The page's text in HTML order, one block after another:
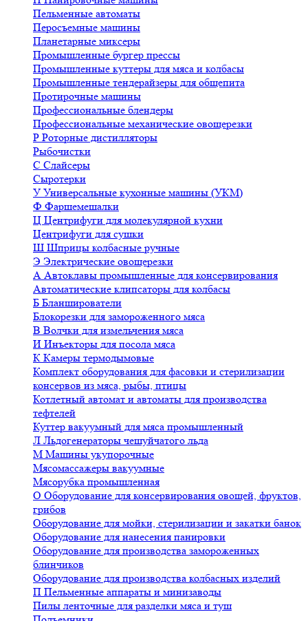
Пельменные автоматы
Перосъемные машины
Планетарные миксеры
Промышленные бургер прессы
Промышленные куттеры для мяса и колбасы
Промышленные тендерайзеры для общепита
Протирочные машины
Профессиональные блендеры
Профессиональные механические овощерезки
Р Роторные дистилляторы
Рыбочистки
С Слайсеры
Сыротерки
У Универсальные кухонные машины (УКМ)
Ф Фаршемешалки
Ц Центрифуги для молекулярной кухни
Центрифуги для сушки
Ш Шприцы колбасные ручные
Э Электрические овощерезки
А Автоклавы промышленные для консервирования
Автоматические клипсаторы для колбасы
Б Бланширователи
Блокорезки для замороженного мяса
В Волчки для измельчения мяса
И Инъекторы для посола мяса
К Камеры термодымовые
Комплект оборудования для фасовки и стерилизации
консервов из мяса, рыбы, птицы
Котлетный автомат и автоматы для производства
тефтелей
Куттер вакуумный для мяса промышленный
Л Льдогенераторы чешуйчатого льда
М Машины укупорочные
Мясомассажеры вакуумные
Мясорубка промышленная
О Оборудование для консервирования овощей, фруктов,
грибов
Оборудование для мойки, стерилизации и закатки банок
Оборудование для нанесения панировки
Оборудование для производства замороженных
блинчиков
Оборудование для производства колбасных изделий
П Пельменные аппараты и минизаводы
Пилы ленточные для разделки мяса и туш